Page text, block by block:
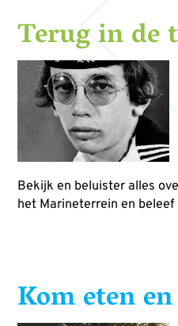
Terug in de
Bekijk en beluister alles
het Marineterrein en
Kom eten